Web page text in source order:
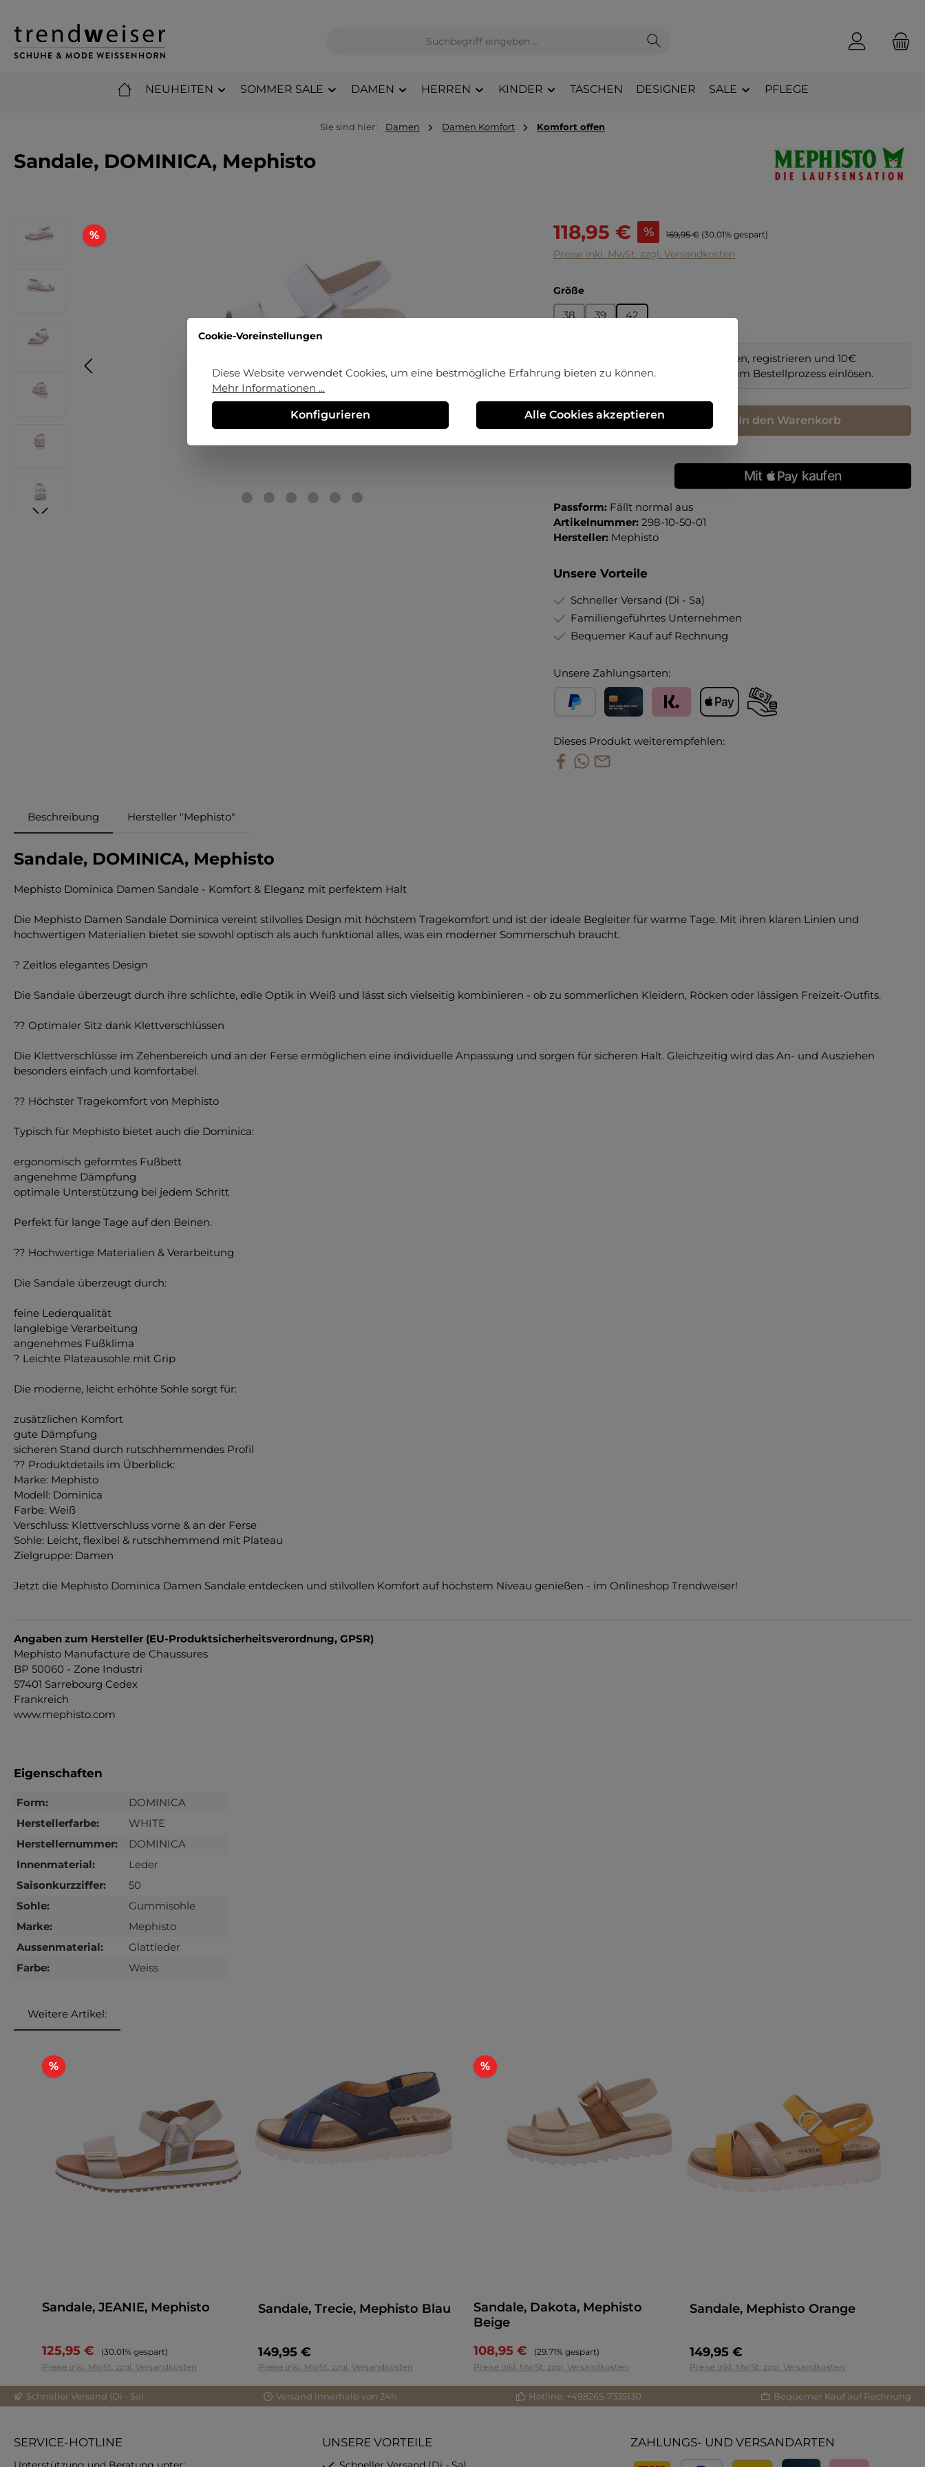
NEUHEITEN SOMMER SALE DAMEN HERREN KINDER TASCHEN DESIGNER SALE PFLEGE
Sie sind hier: Damen Damen Komfort Komfort offen
Sandale, DOMINICA, Mephisto
Bildergalerie überspringen
%Rabatt
Verkaufspreis:
118,95 € % Regulärer Preis:
169,95 € (30.01% gespart)
Preise inkl. MwSt. zzgl. Versandkosten
Größeauswählen
38 39 42
Erstmalig im Online-Shop bestellen, registrieren und 10€
Preisvorteil sichern. Code
im Bestellprozess einlösen.
Produkt Anzahl: Gib den gewünschten Wert ein oder benutze die
In den Warenkorb
Passform: Fällt normal aus
Artikelnummer: 298-10-50-01
Hersteller: Mephisto
Unsere Vorteile
Schneller Versand (Di - Sa)
Familiengeführtes Unternehmen
Bequemer Kauf auf Rechnung
Unsere Zahlungsarten:
Dieses Produkt weiterempfehlen:
Beschreibung Hersteller "Mephisto"
Sandale, DOMINICA, Mephisto
Mephisto Dominica Damen Sandale - Komfort & Eleganz mit perfektem Halt
Die Mephisto Damen Sandale Dominica vereint stilvolles Design mit höchstem Tragekomfort und ist der ideale Begleiter für warme Tage. Mit ihren klaren Linien und
hochwertigen Materialien bietet sie sowohl optisch als auch funktional alles, was ein moderner Sommerschuh braucht.
? Zeitlos elegantes Design
Die Sandale überzeugt durch ihre schlichte, edle Optik in Weiß und lässt sich vielseitig kombinieren - ob zu sommerlichen Kleidern, Röcken oder lässigen Freizeit-Outfits.
?? Optimaler Sitz dank Klettverschlüssen
Die Klettverschlüsse im Zehenbereich und an der Ferse ermöglichen eine individuelle Anpassung und sorgen für sicheren Halt. Gleichzeitig wird das An- und Ausziehen
besonders einfach und komfortabel.
?? Höchster Tragekomfort von Mephisto
Typisch für Mephisto bietet auch die Dominica:
ergonomisch geformtes Fußbett
angenehme Dämpfung
optimale Unterstützung bei jedem Schritt
Perfekt für lange Tage auf den Beinen.
?? Hochwertige Materialien & Verarbeitung
Die Sandale überzeugt durch:
feine Lederqualität
langlebige Verarbeitung
angenehmes Fußklima
? Leichte Plateausohle mit Grip
Die moderne, leicht erhöhte Sohle sorgt für:
zusätzlichen Komfort
gute Dämpfung
sicheren Stand durch rutschhemmendes Profil
?? Produktdetails im Überblick:
Marke: Mephisto
Modell: Dominica
Farbe: Weiß
Verschluss: Klettverschluss vorne & an der Ferse
Sohle: Leicht, flexibel & rutschhemmend mit Plateau
Zielgruppe: Damen
Jetzt die Mephisto Dominica Damen Sandale entdecken und stilvollen Komfort auf höchstem Niveau genießen - im Onlineshop Trendweiser!
Angaben zum Hersteller (EU-Produktsicherheitsverordnung, GPSR)
Mephisto Manufacture de Chaussures
BP 50060 - Zone Industri
57401 Sarrebourg Cedex
Frankreich
www.mephisto.com
Eigenschaften
Form:
DOMINICA
Herstellerfarbe:
WHITE
Herstellernummer:
DOMINICA
Innenmaterial:
Leder
Saisonkurzziffer:
50
Sohle:
Gummisohle
Marke:
Mephisto
Aussenmaterial:
Glattleder
Farbe:
Weiss
Weitere Artikel:
%Rabatt
Sandale, JEANIE, Mephisto
125,95 € Regulärer Preis:
(30.01% gespart)
Preise inkl. MwSt. zzgl. Versandkosten
Sandale, Trecie, Mephisto Blau
149,95 €
Preise inkl. MwSt. zzgl. Versandkosten
%Rabatt
Sandale, Dakota, Mephisto
Beige
108,95 €
Regulärer Preis:
(29.71% gespart)
Preise inkl. MwSt. zzgl. Versandkosten
Sandale, Mephisto Orange
149,95 €
Preise inkl. MwSt. zzgl. Versandkosten
Schneller Versand (Di - Sa) Versand innerhalb von 24h Hotline: +498265-7335130 Bequemer Kauf auf Rechnung
SERVICE-HOTLINE UNSERE VORTEILE ZAHLUNGS- UND VERSANDARTEN
Cookie-Voreinstellungen
Diese Website verwendet Cookies, um eine bestmögliche Erfahrung bieten zu können.
Mehr Informationen ...
Konfigurieren Alle Cookies akzeptieren